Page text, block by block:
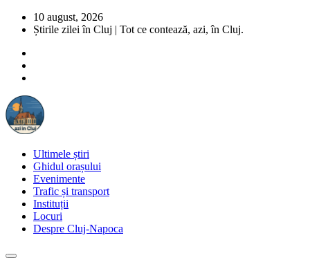
10 august, 2026
Știrile zilei în Cluj | Tot ce contează, azi, în Cluj.
Ultimele știri
Ghidul orașului
Evenimente
Trafic și transport
Instituții
Locuri
Despre Cluj-Napoca